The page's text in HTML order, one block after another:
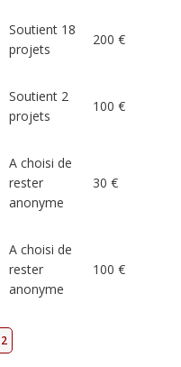
Soutient 18
projets
200 €
Soutient 2
projets
100 €
A choisi de
rester
anonyme
30 €
A choisi de
rester
anonyme
100 €
2